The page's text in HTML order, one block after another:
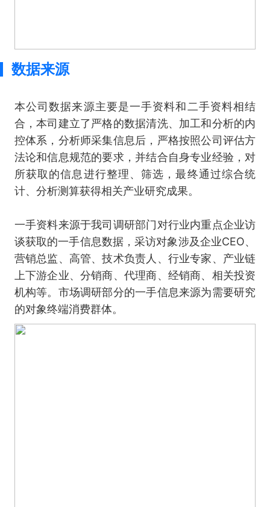
数据来源
本公司数据来源主要是一手资料和二手资料相结
合，本司建立了严格的数据清洗、加工和分析的内
控体系，分析师采集信息后，严格按照公司评估方
法论和信息规范的要求，并结合自身专业经验，对
所获取的信息进行整理、筛选，最终通过综合统
计、分析测算获得相关产业研究成果。
一手资料来源于我司调研部门对行业内重点企业访
谈获取的一手信息数据，采访对象涉及企业CEO、
营销总监、高管、技术负责人、行业专家、产业链
上下游企业、分销商、代理商、经销商、相关投资
机构等。市场调研部分的一手信息来源为需要研究
的对象终端消费群体。